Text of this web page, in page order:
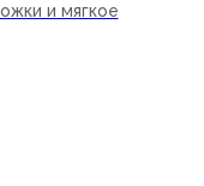
и мягкое